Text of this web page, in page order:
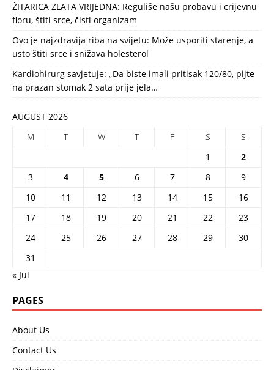
ŽITARICA ZLATA VRIJEDNA: Reguliše našu probavu i crijevnu
floru, štiti srce, čisti organizam
Ovo je najzdravija riba na svijetu: Može usporiti starenje, a
usto štiti srce i snižava holesterol
Kardiohirurg savjetuje: „Da biste imali pritisak 120/80, pijte
na prazan stomak 2 sata prije jela…
AUGUST 2026
M
T W T F S
S
1
2
3
4 5 6 7 8
9
10
11 12 13 14 15
16
17
18 19 20 21 22
23
24
25 26 27 28 29
30
31
« Jul
PAGES
About Us
Contact Us